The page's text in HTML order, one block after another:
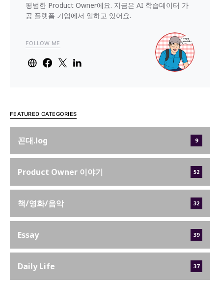
평범한 Product Owner에요. 지금은 AI 학습데이터 가
공 플랫폼 기업에서 일하고 있어요.
FOLLOW ME
FEATURED CATEGORIES
꼰대.log 9
Product Owner 이야기 52
책/영화/음악 32
Essay 39
Daily Life 37